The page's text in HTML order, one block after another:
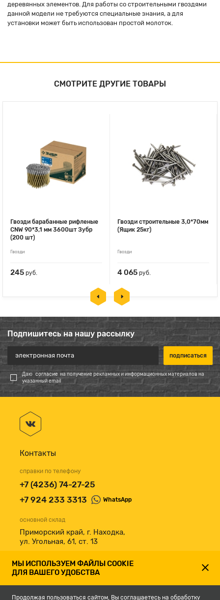
деревянных элементов. Для работы со строительными гвоздями
данной модели не требуются специальные знания, а для
установки может быть использован простой молоток.
СМОТРИТЕ ДРУГИЕ ТОВАРЫ
Гвозди барабанные рифленые
CNW 90*3,1 мм 3600шт Зубр
(200 шт)
Гвозди
245 руб.
Гвозди строительные 3,0*70мм
(Ящик 25кг)
Гвозди
4 065 руб.
Подпишитесь на нашу рассылку
Даю согласие на получение рекламных и информационных материалов на
указанный email
Контакты
справки по телефону
+7 (4236) 74-27-25
+7 924 233 3313
WhatsApp
основной склад
Приморский край, г. Находка,
ул. Угольная, 61, ст. 13
принимаем к оплате
МЫ ИСПОЛЬЗУЕМ ФАЙЛЫ COOKIE
ДЛЯ ВАШЕГО УДОБСТВА
Продолжая пользоваться сайтом, Вы соглашаетесь на обработку